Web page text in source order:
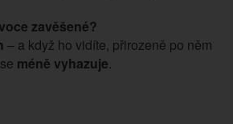
zavěšené?
– a když ho vidíte, přirozeně po něm
méně vyhazuje.